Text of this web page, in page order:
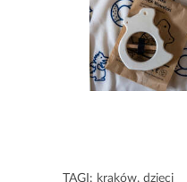
TAGI: kraków, dzieci